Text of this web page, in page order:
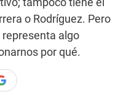
o Rodríguez. Pero
representa algo
por qué.